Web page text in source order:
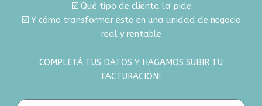
☑️ Qué tipo de clienta la pide
☑️ Y cómo transformar esto en una unidad de negocio
real y rentable
COMPLETÁ TUS DATOS Y HAGAMOS SUBIR TU
FACTURACIÓN!